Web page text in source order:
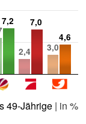
2,4
3,0
7,2
7,0
4,6
49-Jährige| in %